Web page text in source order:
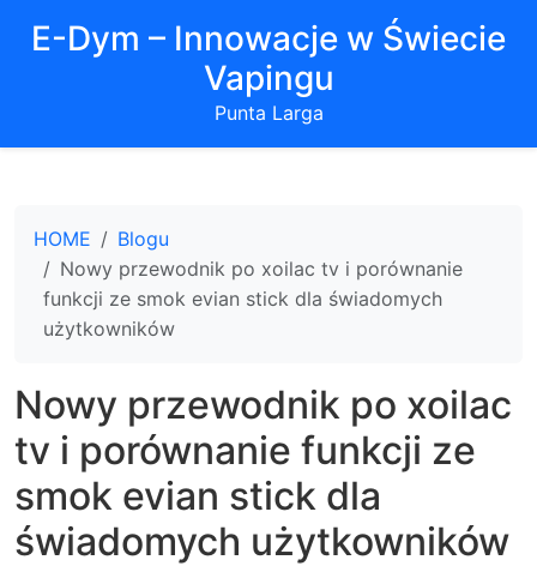
E-Dym – Innowacje w Świecie
Vapingu
Punta Larga
HOME
Blogu
Nowy przewodnik po xoilac tv i porównanie
funkcji ze smok evian stick dla świadomych
użytkowników
Nowy przewodnik po xoilac
tv i porównanie funkcji ze
smok evian stick dla
świadomych użytkowników